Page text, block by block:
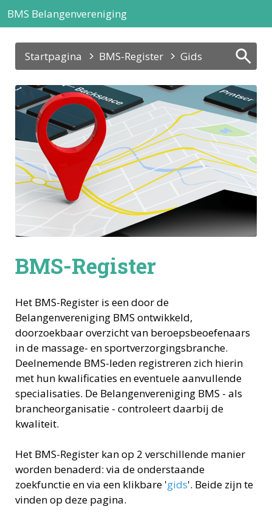
BMS Belangenvereniging
Startpagina BMS-Register Gids
BMS-Register
Het BMS-Register is een door de
Belangenvereniging BMS ontwikkeld,
doorzoekbaar overzicht van beroepsbeoefenaars
in de massage- en sportverzorgingsbranche.
Deelnemende BMS-leden registreren zich hierin
met hun kwalificaties en eventuele aanvullende
specialisaties. De Belangenvereniging BMS - als
brancheorganisatie - controleert daarbij de
kwaliteit.
Het BMS-Register kan op 2 verschillende manier
worden benaderd: via de onderstaande
zoekfunctie en via een klikbare 'gids'. Beide zijn te
vinden op deze pagina.